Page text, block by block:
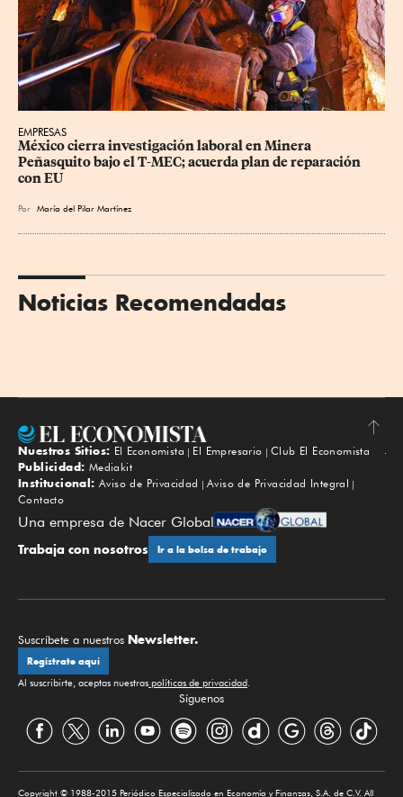
EMPRESAS
México cierra investigación laboral en Minera
Peñasquito bajo el T-MEC; acuerda plan de reparación
con EU
Por María del Pilar Martínez
Noticias Recomendadas
Subir
Nuestros Sitios: El Economista El Empresario
Club El Economista
Publicidad: Mediakit
Institucional: Aviso de Privacidad
Aviso de Privacidad Integral
Contacto
Una empresa de Nacer Global
Trabaja con nosotros Ir a la bolsa de trabajo
Suscríbete a nuestros Newsletter.
Regístrate aquí
Al suscribirte, aceptas nuestras políticas de privacidad.
Síguenos
Copyright © 1988-2015 Periódico Especializado en Economía y Finanzas, S.A. de C.V. All